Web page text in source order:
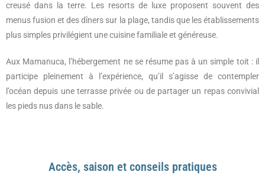
creusé dans la terre. Les resorts de luxe proposent souvent des
menus fusion et des dîners sur la plage, tandis que les établissements
plus simples privilégient une cuisine familiale et généreuse.
Aux Mamanuca, l’hébergement ne se résume pas à un simple toit : il
participe pleinement à l’expérience, qu’il s’agisse de contempler
l’océan depuis une terrasse privée ou de partager un repas convivial
les pieds nus dans le sable.
Accès, saison et conseils pratiques